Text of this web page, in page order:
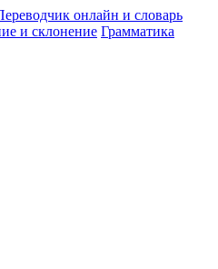
и склонение Грамматика